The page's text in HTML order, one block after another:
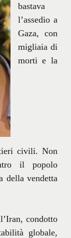
bastava
l’assedio a
Gaza, con
migliaia di
morti e la
civili. Non
il popolo
della vendetta
condotto
globale,